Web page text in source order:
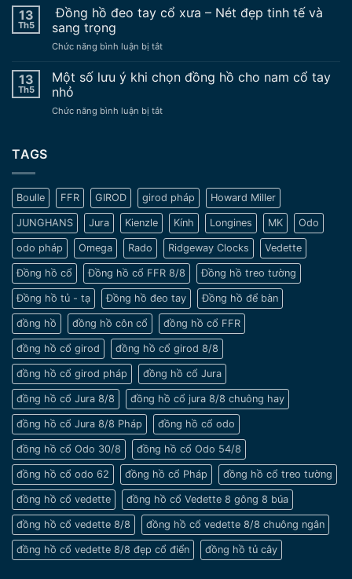
dụng
nâng
chế
hồ
Mido
tay
Vẻ
Tồn
13
Th5
Đồng hồ đeo tay cổ xưa – Nét đẹp tinh tế và
sang trọng
Chức năng bình luận bị tắtở
hồ
đeo
cổ
tế
và
sang
trọng
13
Th5
Một số lưu ý khi chọn đồng hồ cho nam cổ tay
nhỏ
Chức năng bình luận bị tắtở
chọn
đồng
hồ
cho
nam
cổ
tay
nhỏ
TAGS
Boulle FFR GIROD girod pháp Howard Miller
JUNGHANS Jura Kienzle Kính Longines MK Odo
odo pháp Omega Rado Ridgeway Clocks Vedette
Đồng hồ cổ Đồng hồ cổ FFR 8/8 Đồng hồ treo tường
Đồng hồ tủ - tạ Đồng hồ đeo tay Đồng hồ để bàn
đồng hồ đồng hồ côn cổ đồng hồ cổ FFR
đồng hồ cổ girod đồng hồ cổ girod 8/8
đồng hồ cổ girod pháp đồng hồ cổ Jura
đồng hồ cổ Jura 8/8 đồng hồ cổ jura 8/8 chuông hay
đồng hồ cổ Jura 8/8 Pháp đồng hồ cổ odo
đồng hồ cổ Odo 30/8 đồng hồ cổ Odo 54/8
đồng hồ cổ odo 62 đồng hồ cổ Pháp đồng hồ cổ treo tường
đồng hồ cổ vedette đồng hồ cổ Vedette 8 gông 8 búa
đồng hồ cổ vedette 8/8 đồng hồ cổ vedette 8/8 chuông ngân
đồng hồ cổ vedette 8/8 đẹp cổ điển đồng hồ tủ cây